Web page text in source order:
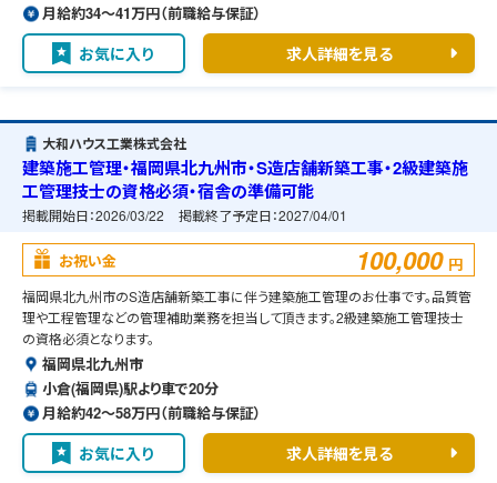
月給約34〜41万円（前職給与保証）
お気に入り 求人詳細を見る
大和ハウス工業株式会社
建築施工管理・福岡県北九州市・S造店舗新築工事・2級建築施
工管理技士の資格必須・宿舎の準備可能
掲載開始日：2026/03/22 掲載終了予定日：2027/04/01
お祝い金 100,000 円
福岡県北九州市のS造店舗新築工事に伴う建築施工管理のお仕事です。品質管
理や工程管理などの管理補助業務を担当して頂きます。2級建築施工管理技士
の資格必須となります。
福岡県北九州市
小倉(福岡県)駅より車で20分
月給約42〜58万円（前職給与保証）
お気に入り 求人詳細を見る